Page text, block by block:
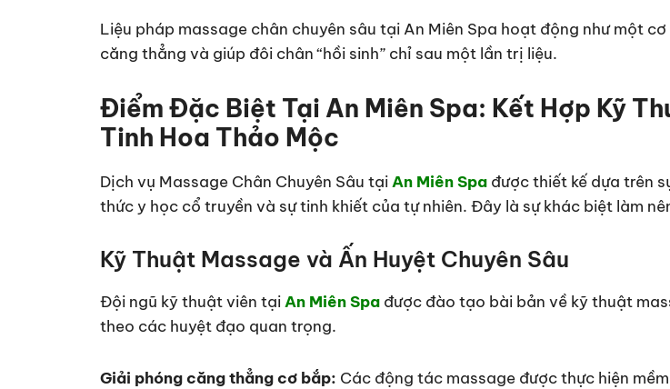
Liệu pháp massage chân chuyên sâu tại An Miên Spa hoạt động như một
căng thẳng và giúp đôi chân “hồi sinh” chỉ sau một lần trị liệu.
Điểm Đặc Biệt Tại An Miên Spa: Kết Hợp Kỹ
Tinh Hoa Thảo Mộc
Dịch vụ Massage Chân Chuyên Sâu tạiAn Miên Spađược thiết kế dựa trên
thức y học cổ truyền và sự tinh khiết của tự nhiên. Đây là sự khác biệt làm
Kỹ Thuật Massage và Ấn Huyệt Chuyên Sâu
Đội ngũ kỹ thuật viên tạiAn Miên Spađược đào tạo bài bản về kỹ thuật
theo các huyệt đạo quan trọng.
Giải phóng căng thẳng cơ bắp: Các động tác massage được thực hiện